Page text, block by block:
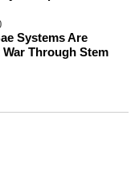
Systems Are
Through Stem